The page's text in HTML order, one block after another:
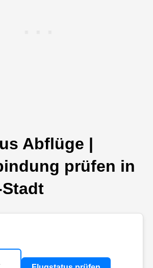
Abflüge |
prüfen in
Stadt